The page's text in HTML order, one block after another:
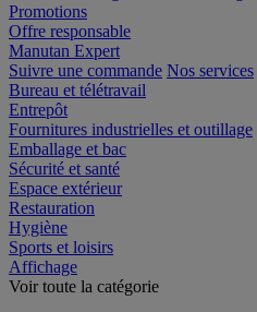
Promotions
Offre responsable
Manutan Expert
Suivre une commande Nos services
Bureau et télétravail
Entrepôt
Fournitures industrielles et outillage
Emballage et bac
Sécurité et santé
Espace extérieur
Restauration
Hygiène
Sports et loisirs
Affichage
Voir toute la catégorie